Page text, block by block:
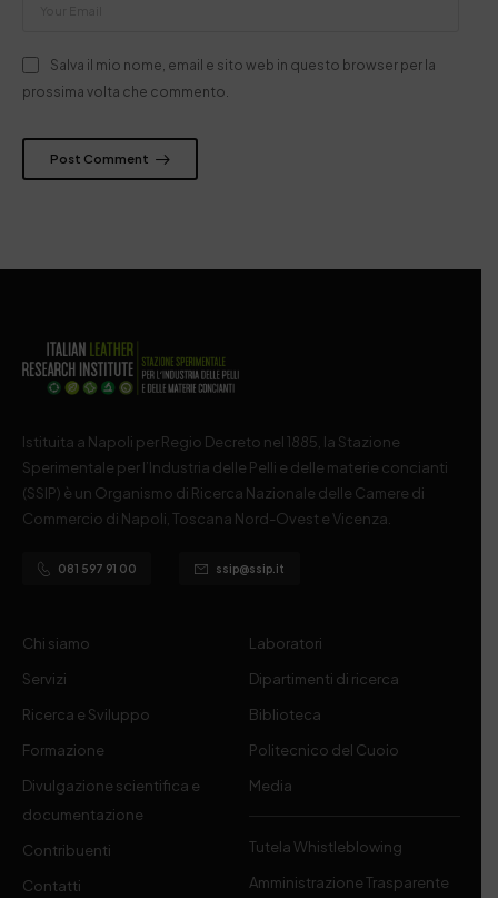
Salva il mio nome, email e sito web in questo browser per la
prossima volta che commento.
Post Comment
Istituita a Napoli per Regio Decreto nel 1885, la Stazione
Sperimentale per l’Industria delle Pelli e delle materie concianti
(SSIP) è un Organismo di Ricerca Nazionale delle Camere di
Commercio di Napoli, Toscana Nord-Ovest e Vicenza.
081 597 91 00 ssip@ssip.it
Chi siamo
Servizi
Ricerca e Sviluppo
Formazione
Divulgazione scientifica e
documentazione
Contribuenti
Contatti
Laboratori
Dipartimenti di ricerca
Biblioteca
Politecnico del Cuoio
Media
Tutela Whistleblowing
Amministrazione Trasparente